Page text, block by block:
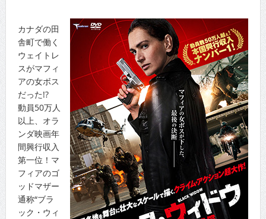
カナダの田
舎町で働く
ウェイトレ
スがマフィ
アの女ボス
だった!?
動員50万人
以上、オラ
ンダ映画年
間興行収入
第一位！マ
フィアのゴ
ッドマザー
通称“ブラ
ック・ウィ